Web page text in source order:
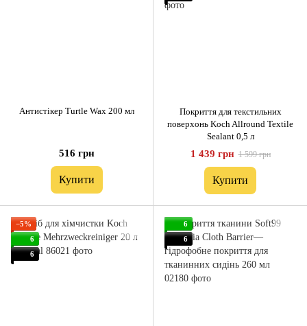
Антистікер Turtle Wax 200 мл
516 грн
Купити
Покриття для текстильних
поверхонь Koch Allround Textile
Sealant 0,5 л
1 439 грн 1 599 грн
Купити
−5%
6
6
6
6